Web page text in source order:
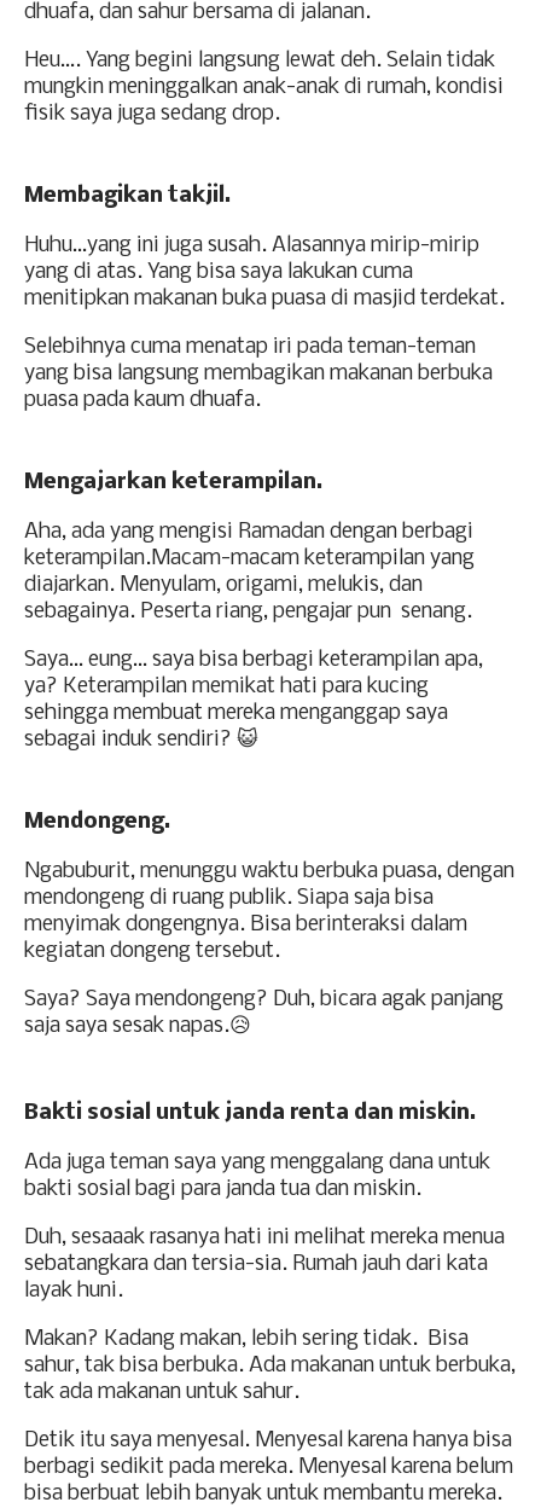
dhuafa, dan sahur bersama di jalanan.
Heu…. Yang begini langsung lewat deh. Selain tidak
mungkin meninggalkan anak-anak di rumah, kondisi
fisik saya juga sedang drop.
Membagikan takjil.
Huhu…yang ini juga susah. Alasannya mirip-mirip
yang di atas. Yang bisa saya lakukan cuma
menitipkan makanan buka puasa di masjid terdekat.
Selebihnya cuma menatap iri pada teman-teman
yang bisa langsung membagikan makanan berbuka
puasa pada kaum dhuafa.
Mengajarkan keterampilan.
Aha, ada yang mengisi Ramadan dengan berbagi
keterampilan.Macam-macam keterampilan yang
diajarkan. Menyulam, origami, melukis, dan
sebagainya. Peserta riang, pengajar pun senang.
Saya… eung… saya bisa berbagi keterampilan apa,
ya? Keterampilan memikat hati para kucing
sehingga membuat mereka menganggap saya
sebagai induk sendiri? 😺
Mendongeng.
Ngabuburit, menunggu waktu berbuka puasa, dengan
mendongeng di ruang publik. Siapa saja bisa
menyimak dongengnya. Bisa berinteraksi dalam
kegiatan dongeng tersebut.
Saya? Saya mendongeng? Duh, bicara agak panjang
saja saya sesak napas.😥
Bakti sosial untuk janda renta dan miskin.
Ada juga teman saya yang menggalang dana untuk
bakti sosial bagi para janda tua dan miskin.
Duh, sesaaak rasanya hati ini melihat mereka menua
sebatangkara dan tersia-sia. Rumah jauh dari kata
layak huni.
Makan? Kadang makan, lebih sering tidak. Bisa
sahur, tak bisa berbuka. Ada makanan untuk berbuka,
tak ada makanan untuk sahur.
Detik itu saya menyesal. Menyesal karena hanya bisa
berbagi sedikit pada mereka. Menyesal karena belum
bisa berbuat lebih banyak untuk membantu mereka.